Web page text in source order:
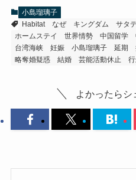
小島瑠璃子
Habitat
なぜ キングダム サタ
ホームステイ
世界情勢 中国留学
台湾海峡
妊娠 小島瑠璃子 延期
略奪婚疑惑
結婚 芸能活動休止
よかったらシ